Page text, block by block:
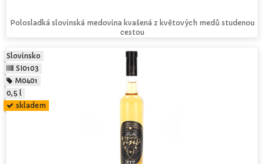
Polosladká slovinská medovina kvašená z květových medů studenou
cestou
Slovinsko
SI0103
M0401
0,5 l
skladem